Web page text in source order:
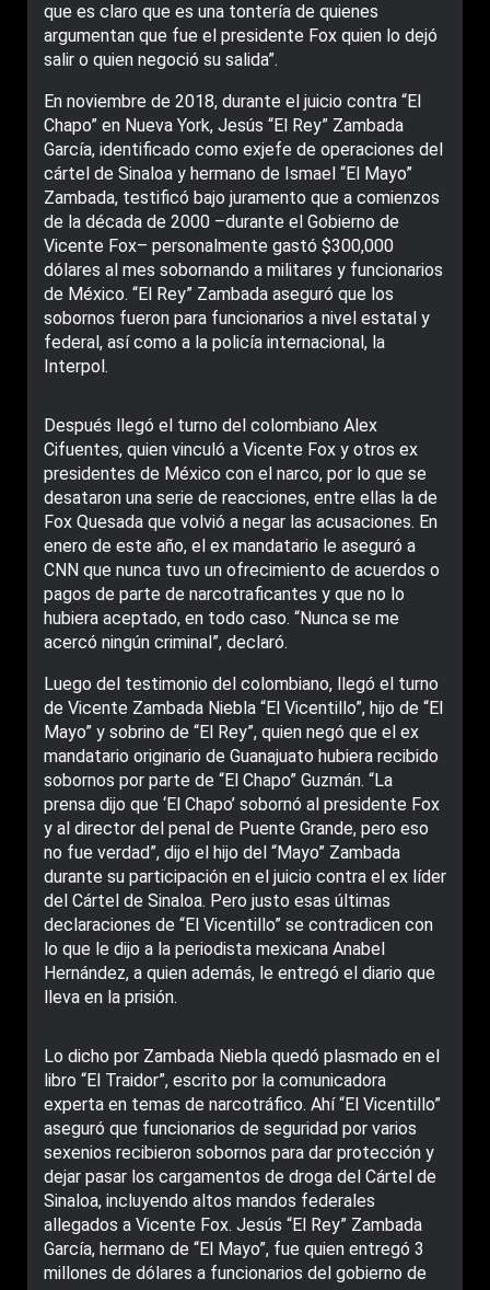
que es claro que es una tontería de quienes
argumentan que fue el presidente Fox quien lo dejó
salir o quien negoció su salida”.
En noviembre de 2018, durante el juicio contra “El
Chapo” en Nueva York, Jesús “El Rey” Zambada
García, identificado como exjefe de operaciones del
cártel de Sinaloa y hermano de Ismael “El Mayo”
Zambada, testificó bajo juramento que a comienzos
de la década de 2000 –durante el Gobierno de
Vicente Fox– personalmente gastó $300,000
dólares al mes sobornando a militares y funcionarios
de México. “El Rey” Zambada aseguró que los
sobornos fueron para funcionarios a nivel estatal y
federal, así como a la policía internacional, la
Interpol.
Después llegó el turno del colombiano Alex
Cifuentes, quien vinculó a Vicente Fox y otros ex
presidentes de México con el narco, por lo que se
desataron una serie de reacciones, entre ellas la de
Fox Quesada que volvió a negar las acusaciones. En
enero de este año, el ex mandatario le aseguró a
CNN que nunca tuvo un ofrecimiento de acuerdos o
pagos de parte de narcotraficantes y que no lo
hubiera aceptado, en todo caso. “Nunca se me
acercó ningún criminal”, declaró.
Luego del testimonio del colombiano, llegó el turno
de Vicente Zambada Niebla “El Vicentillo”, hijo de “El
Mayo” y sobrino de “El Rey”, quien negó que el ex
mandatario originario de Guanajuato hubiera recibido
sobornos por parte de “El Chapo” Guzmán. “La
prensa dijo que ‘El Chapo’ sobornó al presidente Fox
y al director del penal de Puente Grande, pero eso
no fue verdad”, dijo el hijo del “Mayo” Zambada
durante su participación en el juicio contra el ex líder
del Cártel de Sinaloa. Pero justo esas últimas
declaraciones de “El Vicentillo” se contradicen con
lo que le dijo a la periodista mexicana Anabel
Hernández, a quien además, le entregó el diario que
lleva en la prisión.
Lo dicho por Zambada Niebla quedó plasmado en el
libro “El Traidor”, escrito por la comunicadora
experta en temas de narcotráfico. Ahí “El Vicentillo”
aseguró que funcionarios de seguridad por varios
sexenios recibieron sobornos para dar protección y
dejar pasar los cargamentos de droga del Cártel de
Sinaloa, incluyendo altos mandos federales
allegados a Vicente Fox. Jesús “El Rey” Zambada
García, hermano de “El Mayo”, fue quien entregó 3
millones de dólares a funcionarios del gobierno de